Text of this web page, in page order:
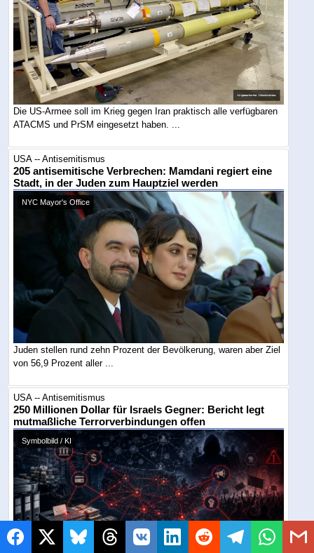
Die US-Armee soll im Krieg gegen Iran praktisch alle verfügbaren
ATACMS und PrSM eingesetzt haben. ...
USA -- Antisemitismus
205 antisemitische Verbrechen: Mamdani regiert eine
Stadt, in der Juden zum Hauptziel werden
NYC Mayor's Office
Juden stellen rund zehn Prozent der Bevölkerung, waren aber Ziel
von 56,9 Prozent aller ...
USA -- Antisemitismus
250 Millionen Dollar für Israels Gegner: Bericht legt
mutmaßliche Terrorverbindungen offen
Symbolbild / KI